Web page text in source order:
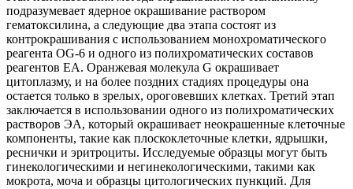
подразумевает ядерное окрашивание раствором
гематоксилина, а следующие два этапа состоят из
контрокрашивания с использованием монохроматического
реагента OG-6 и одного из полихроматических составов
реагентов EA. Оранжевая молекула G окрашивает
цитоплазму, и на более поздних стадиях процедуры она
остается только в зрелых, ороговевших клетках. Третий этап
заключается в использовании одного из полихроматических
растворов ЭА, который окрашивает неокрашенные клеточные
компоненты, такие как плоскоклеточные клетки, ядрышки,
реснички и эритроциты. Исследуемые образцы могут быть
гинекологическими и негинекологическими, такими как
мокрота, моча и образцы цитологических пункций. Для